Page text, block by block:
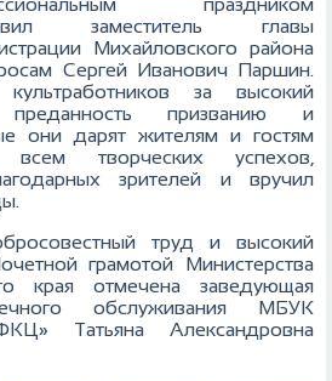
праздником
заместитель главы
Михайловского района
Сергей Иванович Паршин.
за высокий
преданность призванию и
они дарят жителям и гостям
творческих успехов,
зрителей и вручил
труд и высокий
грамотой Министерства
края отмечена заведующая
обслуживания МБУК
Татьяна Александровна